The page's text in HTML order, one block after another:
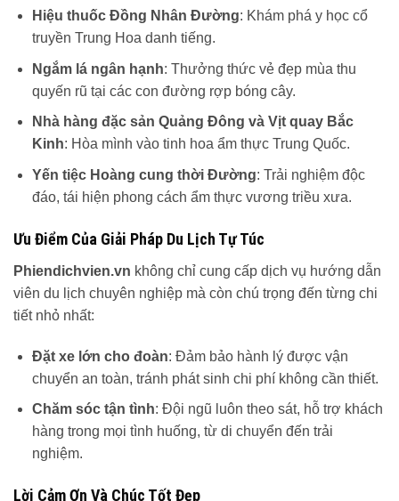
Hiệu thuốc Đồng Nhân Đường: Khám phá y học cổ
truyền Trung Hoa danh tiếng.
Ngắm lá ngân hạnh: Thưởng thức vẻ đẹp mùa thu
quyến rũ tại các con đường rợp bóng cây.
Nhà hàng đặc sản Quảng Đông và Vịt quay Bắc
Kinh: Hòa mình vào tinh hoa ẩm thực Trung Quốc.
Yến tiệc Hoàng cung thời Đường: Trải nghiệm độc
đáo, tái hiện phong cách ẩm thực vương triều xưa.
Ưu Điểm Của Giải Pháp Du Lịch Tự Túc
Phiendichvien.vn không chỉ cung cấp dịch vụ hướng dẫn
viên du lịch chuyên nghiệp mà còn chú trọng đến từng chi
tiết nhỏ nhất:
Đặt xe lớn cho đoàn: Đảm bảo hành lý được vận
chuyển an toàn, tránh phát sinh chi phí không cần thiết.
Chăm sóc tận tình: Đội ngũ luôn theo sát, hỗ trợ khách
hàng trong mọi tình huống, từ di chuyển đến trải
nghiệm.
Lời Cảm Ơn Và Chúc Tốt Đẹp